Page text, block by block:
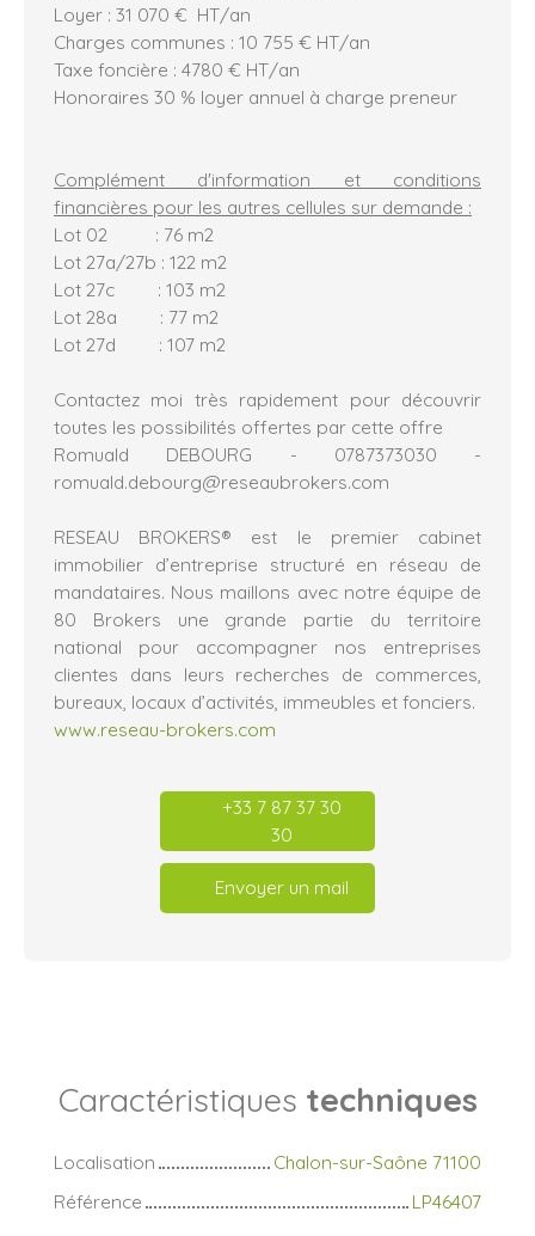
Loyer : 31 070 € HT/an
Charges communes : 10 755 € HT/an
Taxe foncière : 4780 € HT/an
Honoraires 30 % loyer annuel à charge preneur
Complément d'information et conditions
financières pour les autres cellules sur demande :
Lot 02 : 76 m2
Lot 27a/27b : 122 m2
Lot 27c : 103 m2
Lot 28a : 77 m2
Lot 27d : 107 m2
Contactez moi très rapidement pour découvrir
toutes les possibilités offertes par cette offre
Romuald DEBOURG - 0787373030 -
romuald.debourg@reseaubrokers.com
RESEAU BROKERS® est le premier cabinet
immobilier d’entreprise structuré en réseau de
mandataires. Nous maillons avec notre équipe de
80 Brokers une grande partie du territoire
national pour accompagner nos entreprises
clientes dans leurs recherches de commerces,
bureaux, locaux d’activités, immeubles et fonciers.
www.reseau-brokers.com
+33 7 87 37 30
30
Envoyer un mail
Caractéristiques techniques
Localisation
Chalon-sur-Saône 71100
Référence
LP46407